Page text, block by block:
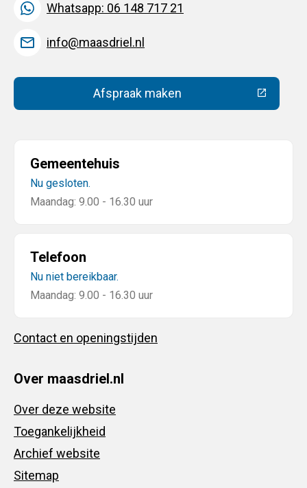
Whatsapp: 06 148 717 21
info@maasdriel.nl
Afspraak maken(Deze link gaat naar een
Gemeentehuis
Nu gesloten.
Maandag: 9.00 - 16.30 uur
Telefoon
Nu niet bereikbaar.
Maandag: 9.00 - 16.30 uur
Contact en openingstijden
Over maasdriel.nl
Over deze website
Toegankelijkheid
Archief website
Sitemap